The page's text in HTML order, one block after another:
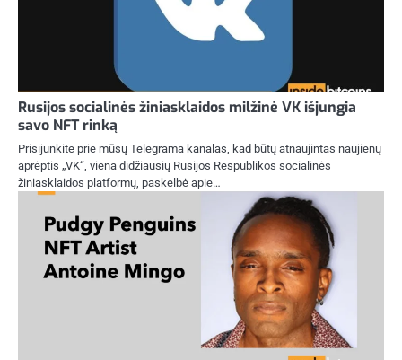
Rusijos socialinės žiniasklaidos milžinė VK išjungia
savo NFT rinką
Prisijunkite prie mūsų Telegrama kanalas, kad būtų atnaujintas naujienų
aprėptis „VK“, viena didžiausių Rusijos Respublikos socialinės
žiniasklaidos platformų, paskelbė apie…